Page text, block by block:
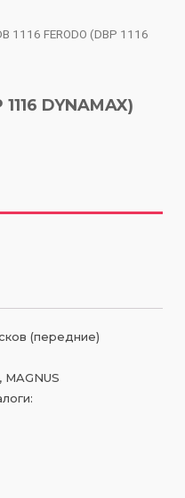
1116 FERODO (DBP 1116
DYNAMAX)
(передние)
MAGNUS